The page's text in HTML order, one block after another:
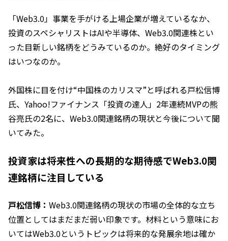
「Web3.0」事業を手がける上場企業が増えているなか、
投資のスペシャリストはAIや半導体、Web3.0関連株とい
った目新しい銘柄をどうみているのか。絶好のタイミング
はいつなのか。
外国株に目を付け“中国株のカリスマ”と呼ばれる戸松信博
氏、Yahoo!ファイナンス「投資の達人」2年連続MVPの熊
谷亮氏の2名に、Web3.0関連銘柄の現状と今後について聞
いてみた。
投資家は将来性への長期的な期待感でWeb3.0関
連銘柄に注目している
戸松信博： Web3.0関連銘柄の現状の市場の全体的な立ち
位置としてはまだまだ弱い印象です。材料という意味にお
いてはWeb3.0というトピックは将来的な発展余地は確か